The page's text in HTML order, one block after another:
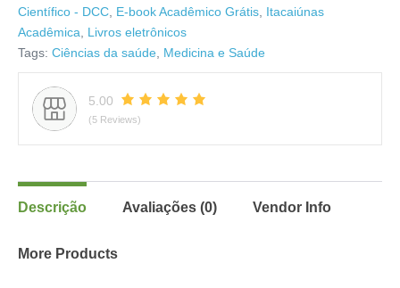
Científico - DCC, E-book Acadêmico Grátis, Itacaiúnas
Acadêmica, Livros eletrônicos
Tags: Ciências da saúde, Medicina e Saúde
5.00
(5 Reviews)
Descrição Avaliações (0) Vendor Info
More Products